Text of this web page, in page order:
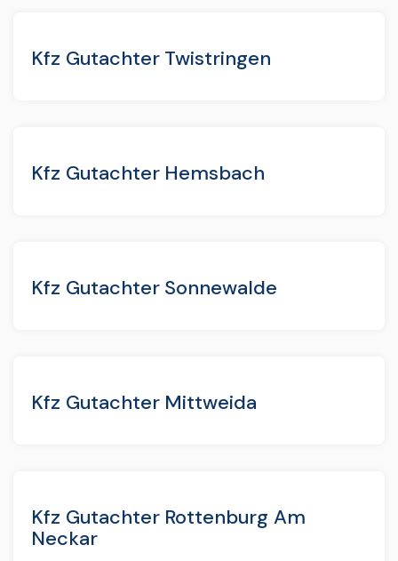
Kfz Gutachter Twistringen
Kfz Gutachter Hemsbach
Kfz Gutachter Sonnewalde
Kfz Gutachter Mittweida
Kfz Gutachter Rottenburg Am
Neckar